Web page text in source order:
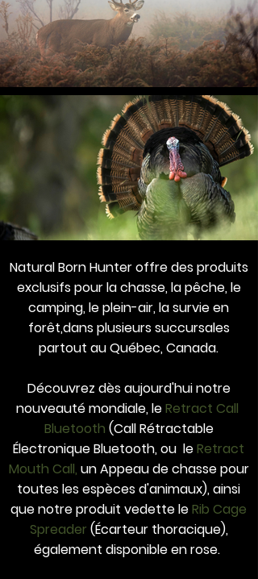
Natural Born Hunter offre des produits
exclusifs pour la chasse, la pêche, le
camping, le plein-air, la survie en
forêt,dans plusieurs succursales
partout au Québec, Canada.
Découvrez dès aujourd'hui notre
nouveauté mondiale, leRetract Call
Bluetooth (Call Rétractable
Électronique Bluetooth, ou leRetract
Mouth Call, un Appeau de chasse pour
toutes les espèces d'animaux), ainsi
que notre produit vedette leRib Cage
Spreader (Écarteur thoracique),
également disponible en rose.